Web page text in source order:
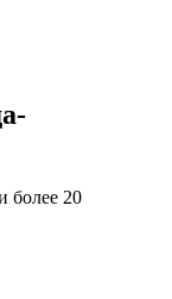
более 20